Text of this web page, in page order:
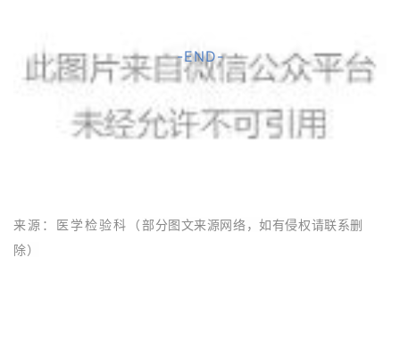
-END-
来源：医学检验科 （部分图文来源网络，如有侵权请联系删
除）